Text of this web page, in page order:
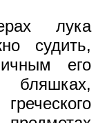
лука
судить,
его